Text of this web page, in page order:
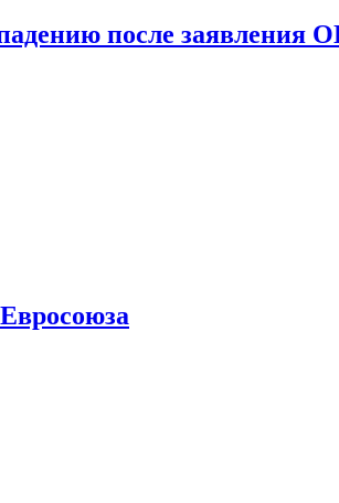
после заявления